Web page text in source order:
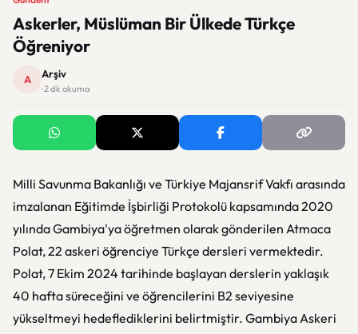
Askerler, Müslüman Bir Ülkede Türkçe
Öğreniyor
A Arşiv
· 2 dk okuma
Milli Savunma Bakanlığı ve Türkiye Majansrif Vakfı arasında
imzalanan Eğitimde İşbirliği Protokolü kapsamında 2020
yılında Gambiya'ya öğretmen olarak gönderilen Atmaca
Polat, 22 askeri öğrenciye Türkçe dersleri vermektedir.
Polat, 7 Ekim 2024 tarihinde başlayan derslerin yaklaşık
40 hafta süreceğini ve öğrencilerini B2 seviyesine
yükseltmeyi hedeflediklerini belirtmiştir. Gambiya Askeri